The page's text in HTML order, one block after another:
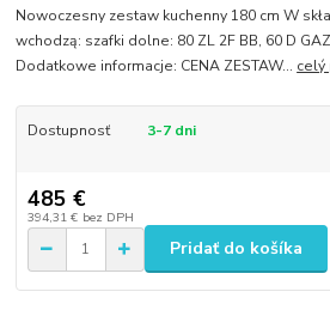
Nowoczesny zestaw kuchenny 180 cm W
wchodzą: szafki dolne: 80 ZL 2F BB, 60 D
Dodatkowe informacje: CENA ZESTAW... celý
Dostupnosť 3-7 dni
485 €
394,31 € bez DPH
Pridať do košíka